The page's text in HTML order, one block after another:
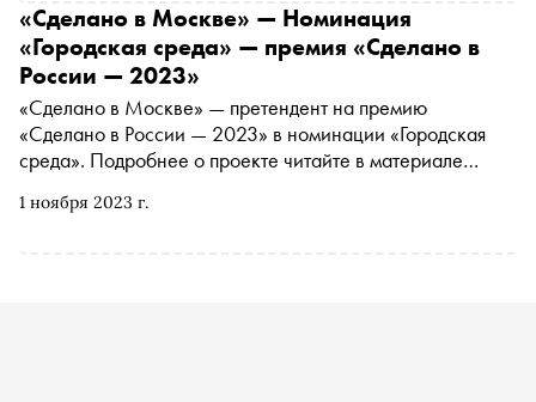
1 ноября 2023 г.
«Сделано в Москве» — Номинация
«Городская среда» — премия «Сделано в
России — 2023»
«Сделано в Москве» — претендент на премию
«Сделано в России — 2023» в номинации «Городская
среда». Подробнее о проекте читайте в материале
Premium&Private». Технологический партнер —